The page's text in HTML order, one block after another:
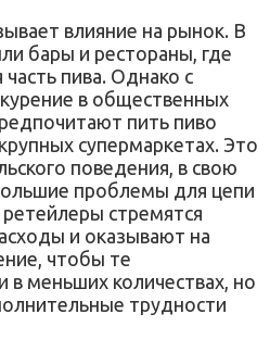
влияние на рынок. В
бары и рестораны, где
пива. Однако с
в общественных
пить пиво
супермаркетах. Это
поведения, в свою
проблемы для цепи
ретейлеры стремятся
и оказывают на
чтобы те
в меньших количествах, но
трудности